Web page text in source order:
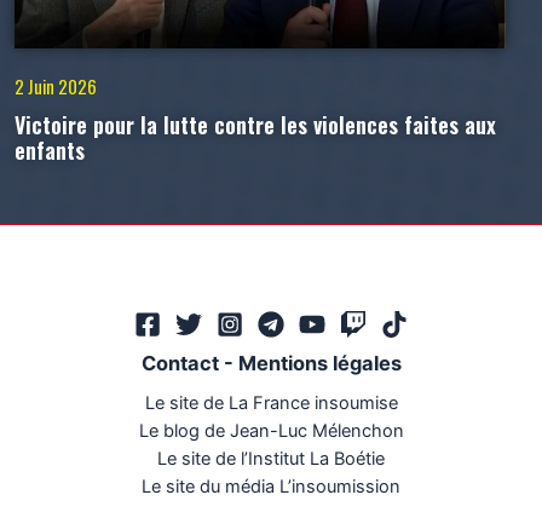
2 Juin 2026
Victoire pour la lutte contre les violences faites aux
enfants
Contact- Mentions légales
Le site de La France insoumise
Le blog de Jean-Luc Mélenchon
Le site de l’Institut La Boétie
Le site du média L’insoumission